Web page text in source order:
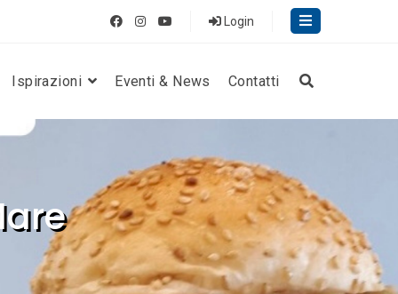
Login
Ispirazioni Eventi & News Contatti